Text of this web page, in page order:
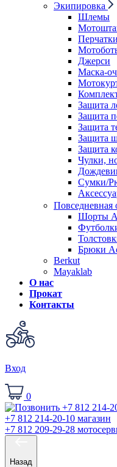
Экипировка
Шлемы
Перчатки
Джерси
Маска-
Защита
Защита
Защита
Защита
Защита
Чулки,
Сумки/
Повседневная
Шорты
Брюки
Berkut
Mayaklab
О нас
Прокат
Контакты
Вход
0
+7 812 214-20-10 магазин
+7 812 209-29-28
Назад